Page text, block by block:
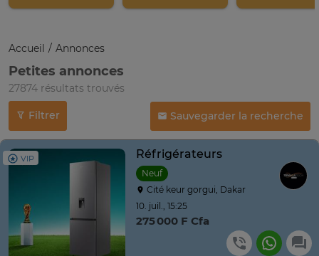
Accueil Annonces
Petites annonces
27874 résultats trouvés
Filtrer Sauvegarder la recherche
VIP Réfrigérateurs
Neuf
Cité keur gorgui, Dakar
10. juil., 15:25
275 000 F Cfa